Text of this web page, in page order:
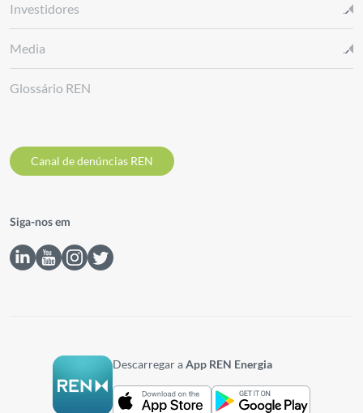
Investidores
Media
Glossário REN
Canal de denúncias REN
Siga-nos em
Descarregar aApp REN Energia